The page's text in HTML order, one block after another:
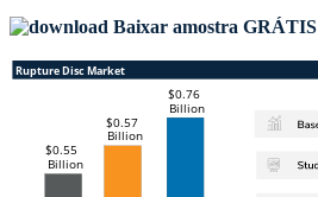
Baixar amostra GRÁTIS